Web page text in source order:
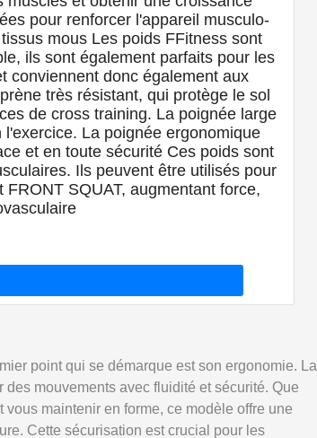
pour renforcer l'appareil musculo-
mous Les poids FFitness sont
ils sont également parfaits pour les
conviennent donc également aux
très résistant, qui protège le sol
de cross training. La poignée large
La poignée ergonomique
et en toute sécurité Ces poids sont
Ils peuvent être utilisés pour
SQUAT, augmentant force,
point qui se démarque est son ergonomie. La
mouvements avec fluidité et sécurité. Que
maintenir en forme, ce modèle offre une
Cette sécurisation est crucial pour les